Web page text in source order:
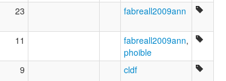
23 fabreall2009ann
11 fabreall2009ann,
phoible
9 cldf